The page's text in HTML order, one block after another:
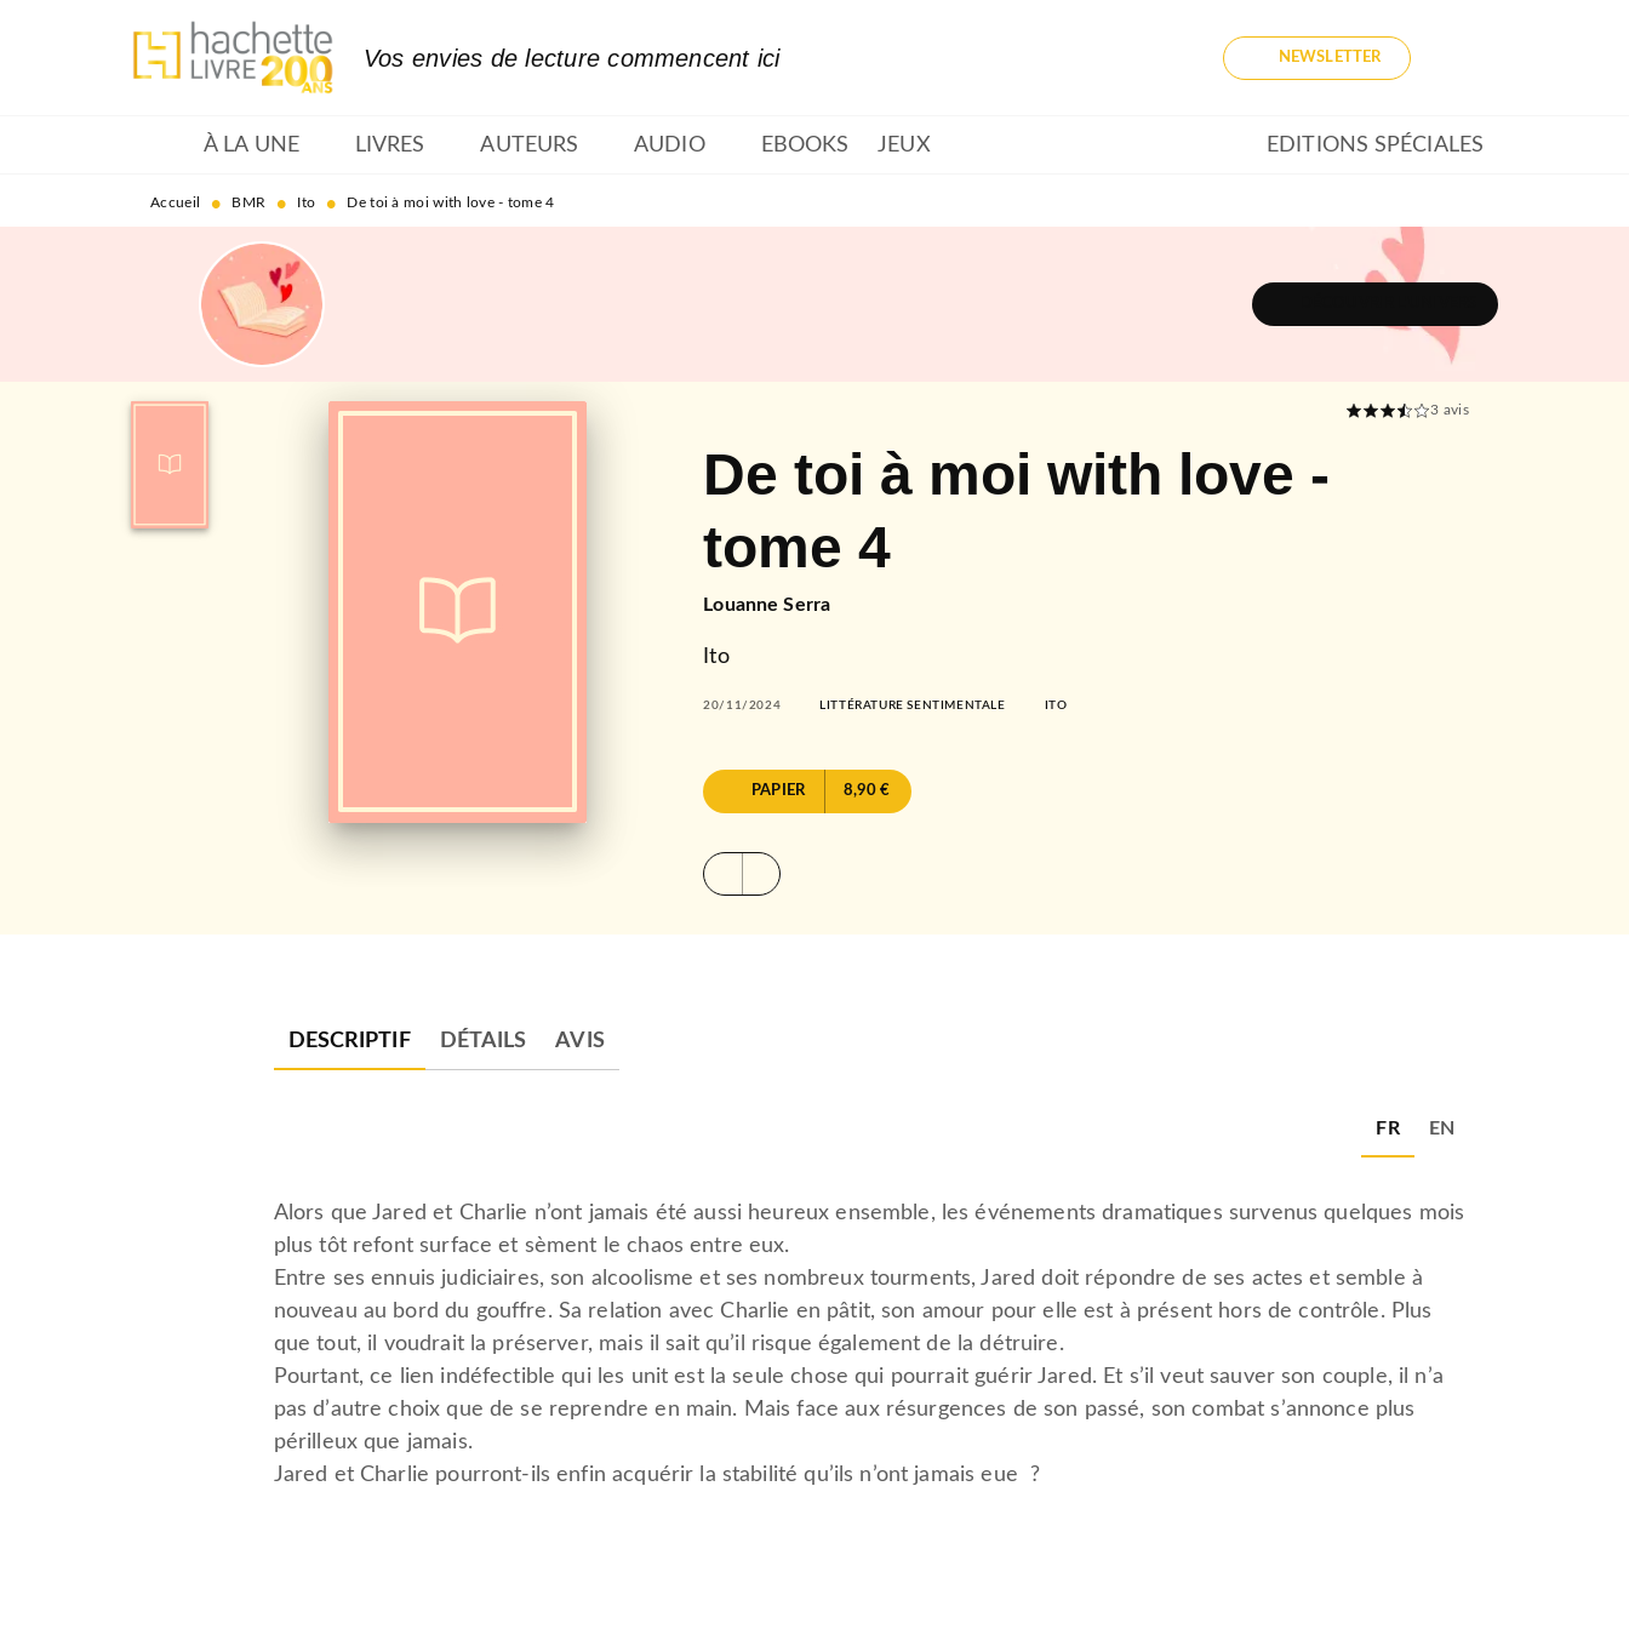
MENU RECHERCHE
Vos envies de lecture commencent ici NEWSLETTER
À LA UNE LIVRES AUTEURS AUDIO EBOOKS JEUX EDITIONS SPÉCIALES
Accueil • BMR • Ito • De toi à moi with love - tome 4
3 avis
De toi à moi with love -
tome 4
Louanne Serra
Ito
20/11/2024 LITTÉRATURE SENTIMENTALE ITO
PAPIER 8,90 €
DESCRIPTIF DÉTAILS AVIS
FR EN
Alors que Jared et Charlie n’ont jamais été aussi heureux ensemble, les événements dramatiques survenus quelques mois
plus tôt refont surface et sèment le chaos entre eux.
Entre ses ennuis judiciaires, son alcoolisme et ses nombreux tourments, Jared doit répondre de ses actes et semble à
nouveau au bord du gouffre. Sa relation avec Charlie en pâtit, son amour pour elle est à présent hors de contrôle. Plus
que tout, il voudrait la préserver, mais il sait qu’il risque également de la détruire.
Pourtant, ce lien indéfectible qui les unit est la seule chose qui pourrait guérir Jared. Et s’il veut sauver son couple, il n’a
pas d’autre choix que de se reprendre en main. Mais face aux résurgences de son passé, son combat s’annonce plus
périlleux que jamais.
Jared et Charlie pourront-ils enfin acquérir la stabilité qu’ils n’ont jamais eue ?